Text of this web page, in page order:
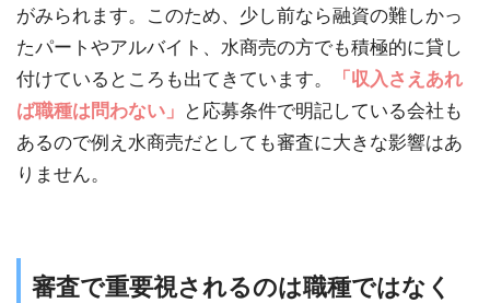
がみられます。このため、少し前なら融資の難しかっ
たパートやアルバイト、水商売の方でも積極的に貸し
付けているところも出てきています。
「収入さえあれ
ば職種は問わない」
と応募条件で明記している会社も
あるので例え水商売だとしても審査に大きな影響はあ
りません。
審査で重要視されるのは職種ではなく